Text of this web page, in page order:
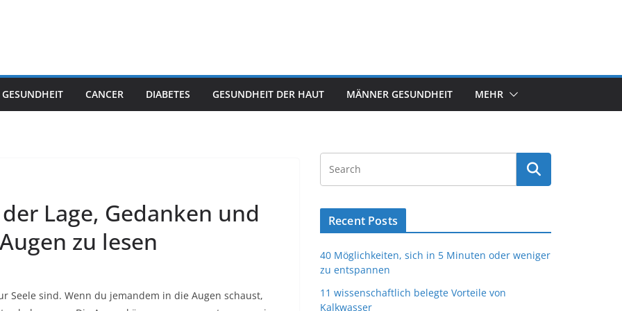
CANCER DIABETES GESUNDHEIT DER HAUT MÄNNER GESUNDHEIT MEHR
Lage, Gedanken und
zu lesen
Seele sind. Wenn du jemandem in die Augen schaust,
Recent Posts
40 Möglichkeiten, sich in 5 Minuten oder weniger
zu entspannen
11 wissenschaftlich belegte Vorteile von
Kalkwasser